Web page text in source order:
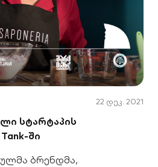
22 დეკ. 2021
სტარტაპის
ში
ბრენდმა,